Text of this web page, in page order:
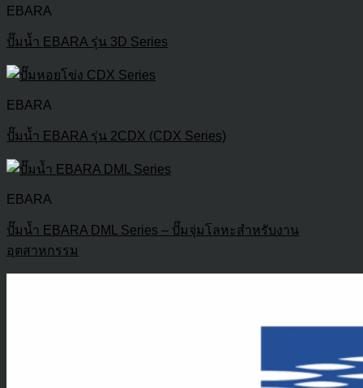
EBARA
ปั๊มน้ำ EBARA รุ่น 3D Series
EBARA
ปั๊มน้ำ EBARA รุ่น 2CDX (CDX Series)
EBARA
ปั๊มน้ำ EBARA DML Series – ปั๊มจุ่มโลหะสำหรับงาน
อุตสาหกรรม